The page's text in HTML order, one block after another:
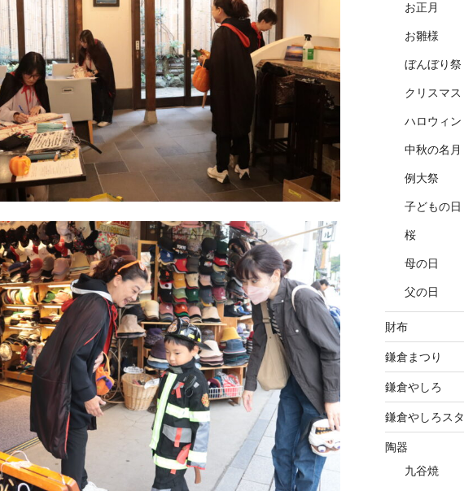
お正月
お雛様
ぼんぼり祭
クリスマス
ハロウィン
中秋の名月
例大祭
子どもの日
桜
母の日
父の日
財布
鎌倉まつり
鎌倉やしろ
鎌倉やしろス
陶器
九谷焼